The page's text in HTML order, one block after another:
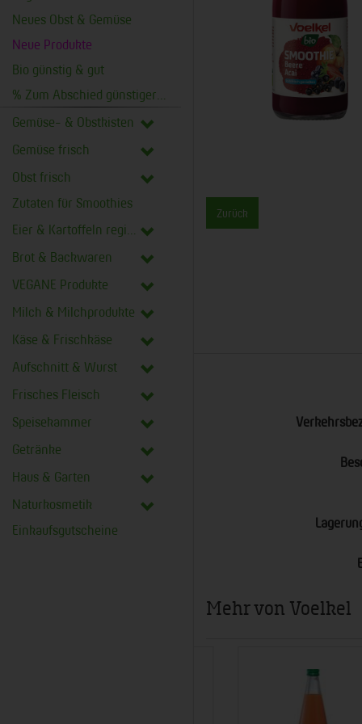
Neues Obst & Gemüse
Neue Produkte
Bio günstig & gut
Gemüse- & Obstkisten
Gemüse frisch
Obst frisch
Zutaten für Smoothies
Eier & Kartoffeln regional
Brot & Backwaren
VEGANE Produkte
Milch & Milchprodukte
Käse & Frischkäse
Aufschnitt & Wurst
Frisches Fleisch
Speisekammer
Getränke
Haus & Garten
Naturkosmetik
Einkaufsgutscheine
Zurück
Mehr von Voelkel